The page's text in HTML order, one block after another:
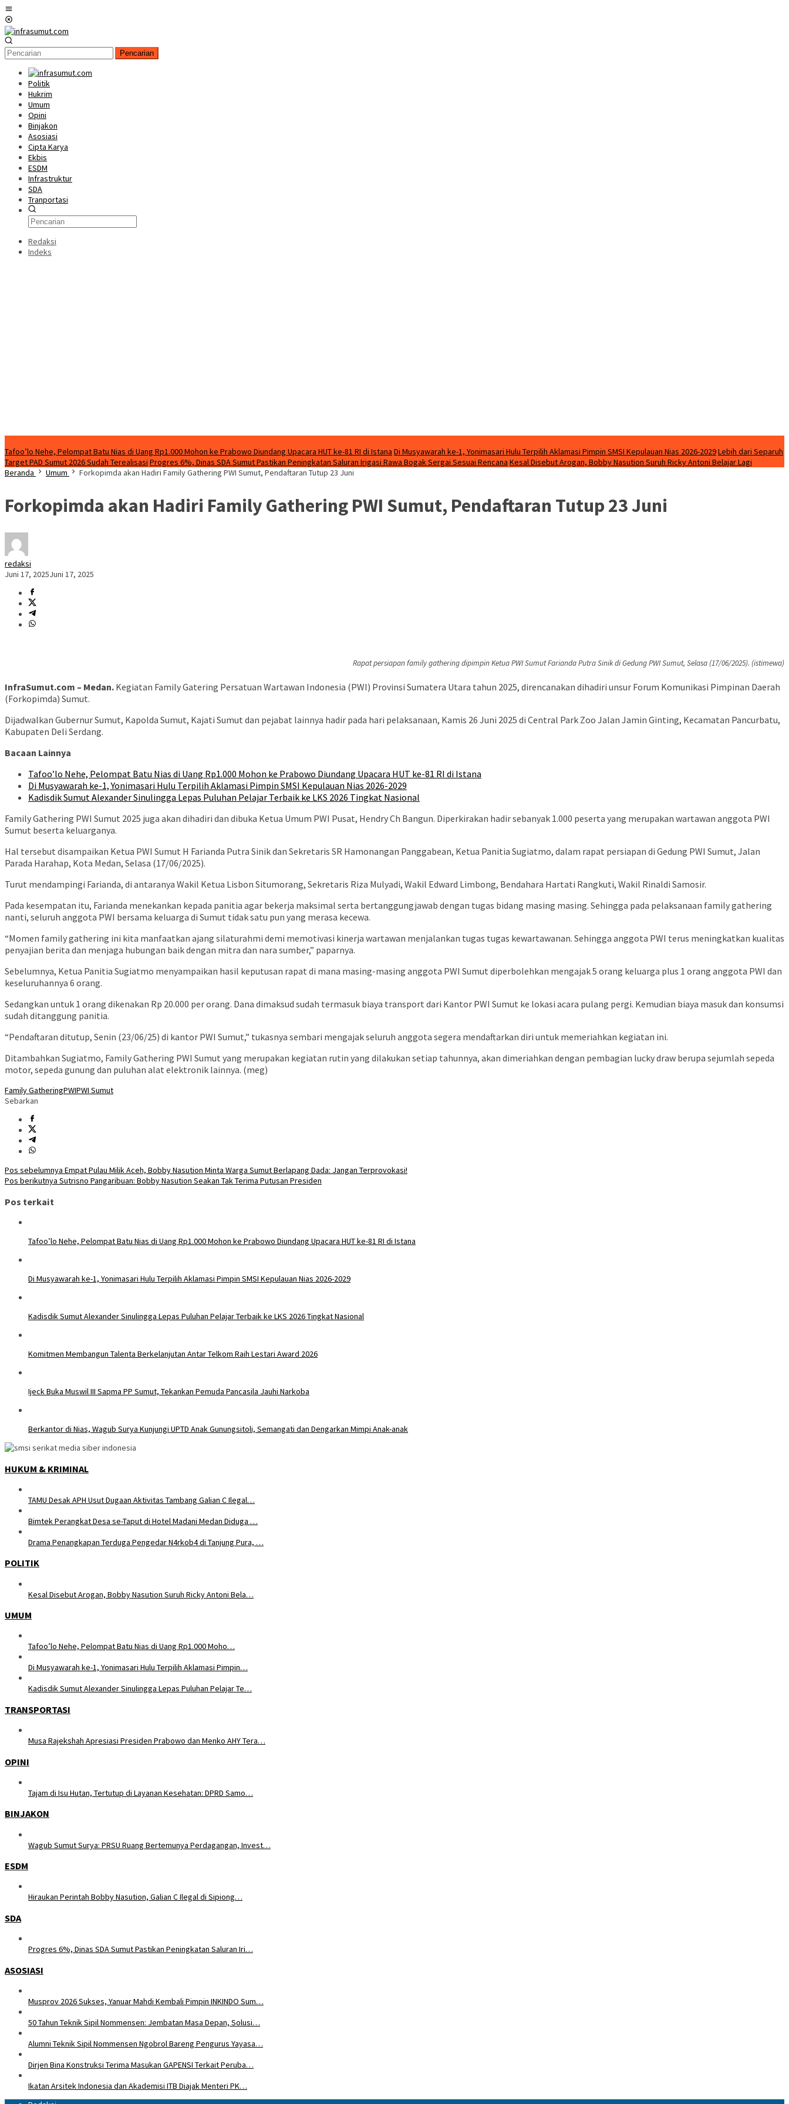
Loncat
ke
konten
Pencarian
Politik
Hukrim
Umum
Opini
Binjakon
Asosiasi
Cipta Karya
Ekbis
ESDM
Infrastruktur
SDA
Tranportasi
Redaksi
Indeks
Tafoo’lo Nehe, Pelompat Batu Nias di Uang Rp1.000 Mohon ke Prabowo Diundang Upacara HUT ke-81 RI di Istana Di Musyawarah ke-1, Yonimasari Hulu Terpilih Aklamasi Pimpin SMSI Kepulauan Nias 2026-2029Lebih dari Separuh
Target PAD Sumut 2026 Sudah Terealisasi Progres 6%, Dinas SDA Sumut Pastikan Peningkatan Saluran Irigasi Rawa Bogak Sergai Sesuai Rencana Kesal Disebut Arogan, Bobby Nasution Suruh Ricky Antoni Belajar Lagi
Beranda
Umum Forkopimda akan Hadiri Family Gathering PWI Sumut, Pendaftaran Tutup 23 Juni
Forkopimda akan Hadiri Family Gathering PWI Sumut, Pendaftaran Tutup 23 Juni
redaksi
Juni 17, 2025Juni 17, 2025
Rapat persiapan family gathering dipimpin Ketua PWI Sumut Farianda Putra Sinik di Gedung PWI Sumut, Selasa (17/06/2025). (istimewa)
InfraSumut.com – Medan. Kegiatan Family Gatering Persatuan Wartawan Indonesia (PWI) Provinsi Sumatera Utara tahun 2025, direncanakan dihadiri unsur Forum Komunikasi Pimpinan Daerah
(Forkopimda) Sumut.
Dijadwalkan Gubernur Sumut, Kapolda Sumut, Kajati Sumut dan pejabat lainnya hadir pada hari pelaksanaan, Kamis 26 Juni 2025 di Central Park Zoo Jalan Jamin Ginting, Kecamatan Pancurbatu,
Kabupaten Deli Serdang.
Bacaan Lainnya
Tafoo’lo Nehe, Pelompat Batu Nias di Uang Rp1.000 Mohon ke Prabowo Diundang Upacara HUT ke-81 RI di Istana
Di Musyawarah ke-1, Yonimasari Hulu Terpilih Aklamasi Pimpin SMSI Kepulauan Nias 2026-2029
Kadisdik Sumut Alexander Sinulingga Lepas Puluhan Pelajar Terbaik ke LKS 2026 Tingkat Nasional
Family Gathering PWI Sumut 2025 juga akan dihadiri dan dibuka Ketua Umum PWI Pusat, Hendry Ch Bangun. Diperkirakan hadir sebanyak 1.000 peserta yang merupakan wartawan anggota PWI
Sumut beserta keluarganya.
Hal tersebut disampaikan Ketua PWI Sumut H Farianda Putra Sinik dan Sekretaris SR Hamonangan Panggabean, Ketua Panitia Sugiatmo, dalam rapat persiapan di Gedung PWI Sumut, Jalan
Parada Harahap, Kota Medan, Selasa (17/06/2025).
Turut mendampingi Farianda, di antaranya Wakil Ketua Lisbon Situmorang, Sekretaris Riza Mulyadi, Wakil Edward Limbong, Bendahara Hartati Rangkuti, Wakil Rinaldi Samosir.
Pada kesempatan itu, Farianda menekankan kepada panitia agar bekerja maksimal serta bertanggungjawab dengan tugas bidang masing masing. Sehingga pada pelaksanaan family gathering
nanti, seluruh anggota PWI bersama keluarga di Sumut tidak satu pun yang merasa kecewa.
“Momen family gathering ini kita manfaatkan ajang silaturahmi demi memotivasi kinerja wartawan menjalankan tugas tugas kewartawanan. Sehingga anggota PWI terus meningkatkan kualitas
penyajian berita dan menjaga hubungan baik dengan mitra dan nara sumber,” paparnya.
Sebelumnya, Ketua Panitia Sugiatmo menyampaikan hasil keputusan rapat di mana masing-masing anggota PWI Sumut diperbolehkan mengajak 5 orang keluarga plus 1 orang anggota PWI dan
keseluruhannya 6 orang.
Sedangkan untuk 1 orang dikenakan Rp 20.000 per orang. Dana dimaksud sudah termasuk biaya transport dari Kantor PWI Sumut ke lokasi acara pulang pergi. Kemudian biaya masuk dan konsumsi
sudah ditanggung panitia.
“Pendaftaran ditutup, Senin (23/06/25) di kantor PWI Sumut,” tukasnya sembari mengajak seluruh anggota segera mendaftarkan diri untuk memeriahkan kegiatan ini.
Ditambahkan Sugiatmo, Family Gathering PWI Sumut yang merupakan kegiatan rutin yang dilakukan setiap tahunnya, akan dimeriahkan dengan pembagian lucky draw berupa sejumlah sepeda
motor, sepeda gunung dan puluhan alat elektronik lainnya. (meg)
Family GatheringPWIPWI Sumut
Sebarkan
Navigasi
pos
Pos sebelumnya Empat Pulau Milik Aceh, Bobby Nasution Minta Warga Sumut Berlapang Dada: Jangan Terprovokasi!
Pos berikutnya Sutrisno Pangaribuan: Bobby Nasution Seakan Tak Terima Putusan Presiden
Pos terkait
Tafoo’lo Nehe, Pelompat Batu Nias di Uang Rp1.000 Mohon ke Prabowo Diundang Upacara HUT ke-81 RI di Istana
Di Musyawarah ke-1, Yonimasari Hulu Terpilih Aklamasi Pimpin SMSI Kepulauan Nias 2026-2029
Kadisdik Sumut Alexander Sinulingga Lepas Puluhan Pelajar Terbaik ke LKS 2026 Tingkat Nasional
Komitmen Membangun Talenta Berkelanjutan Antar Telkom Raih Lestari Award 2026
Ijeck Buka Muswil III Sapma PP Sumut, Tekankan Pemuda Pancasila Jauhi Narkoba
Berkantor di Nias, Wagub Surya Kunjungi UPTD Anak Gunungsitoli, Semangati dan Dengarkan Mimpi Anak-anak
HUKUM & KRIMINAL
TAMU Desak APH Usut Dugaan Aktivitas Tambang Galian C Ilegal…
Bimtek Perangkat Desa se-Taput di Hotel Madani Medan Diduga …
Drama Penangkapan Terduga Pengedar N4rkob4 di Tanjung Pura, …
POLITIK
Kesal Disebut Arogan, Bobby Nasution Suruh Ricky Antoni Bela…
UMUM
Tafoo’lo Nehe, Pelompat Batu Nias di Uang Rp1.000 Moho…
Di Musyawarah ke-1, Yonimasari Hulu Terpilih Aklamasi Pimpin…
Kadisdik Sumut Alexander Sinulingga Lepas Puluhan Pelajar Te…
TRANSPORTASI
Musa Rajekshah Apresiasi Presiden Prabowo dan Menko AHY Tera…
OPINI
Tajam di Isu Hutan, Tertutup di Layanan Kesehatan: DPRD Samo…
BINJAKON
Wagub Sumut Surya: PRSU Ruang Bertemunya Perdagangan, Invest…
ESDM
Hiraukan Perintah Bobby Nasution, Galian C Ilegal di Sipiong…
SDA
Progres 6%, Dinas SDA Sumut Pastikan Peningkatan Saluran Iri…
ASOSIASI
Musprov 2026 Sukses, Yanuar Mahdi Kembali Pimpin INKINDO Sum…
50 Tahun Teknik Sipil Nommensen: Jembatan Masa Depan, Solusi…
Alumni Teknik Sipil Nommensen Ngobrol Bareng Pengurus Yayasa…
Dirjen Bina Konstruksi Terima Masukan GAPENSI Terkait Peruba…
Ikatan Arsitek Indonesia dan Akademisi ITB Diajak Menteri PK…